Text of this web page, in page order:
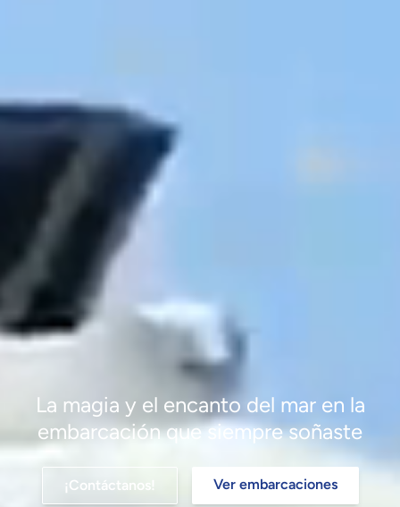
La magia y el encanto del mar en la
embarcación que siempre soñaste
¡Contáctanos! Ver embarcaciones